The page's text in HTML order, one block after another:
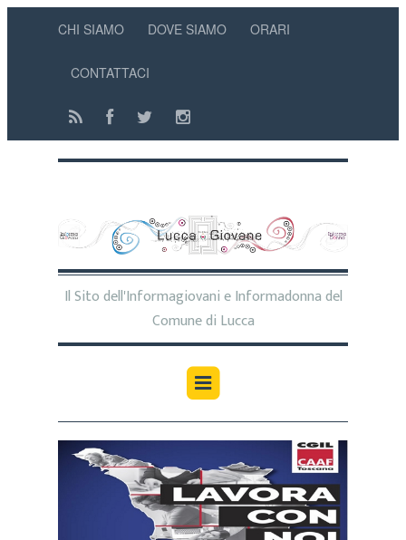
CHI SIAMO DOVE SIAMO ORARI
CONTATTACI
Il Sito dell'Informagiovani e Informadonna del
Comune di Lucca